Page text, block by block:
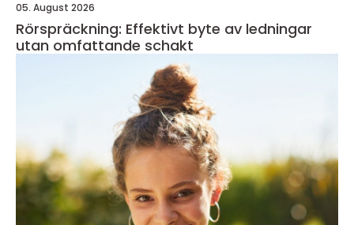
05. August 2026
Rörspräckning: Effektivt byte av ledningar
utan omfattande schakt